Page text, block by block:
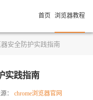
首页 浏览器教程
安全防护实践指南
实践指南
： chrome浏览器官网